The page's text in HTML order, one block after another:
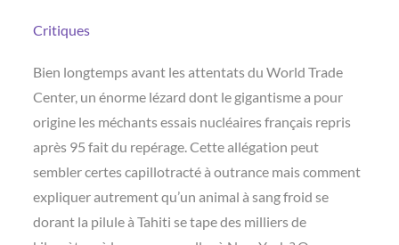
Critiques
Bien longtemps avant les attentats du World Trade
Center, un énorme lézard dont le gigantisme a pour
origine les méchants essais nucléaires français repris
après 95 fait du repérage. Cette allégation peut
sembler certes capillotracté à outrance mais comment
expliquer autrement qu’un animal à sang froid se
dorant la pilule à Tahiti se tape des milliers de